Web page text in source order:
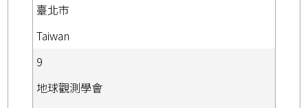
臺北市
Taiwan
9
地球觀測學會